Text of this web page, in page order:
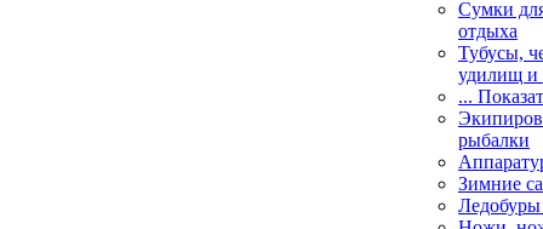
Сумки
отдыха
Тубусы,
удилищ и
...
рыбалки
Зимние